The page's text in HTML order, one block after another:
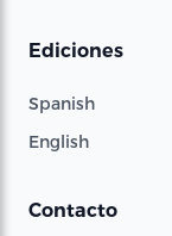
Ediciones
Spanish
English
Contacto